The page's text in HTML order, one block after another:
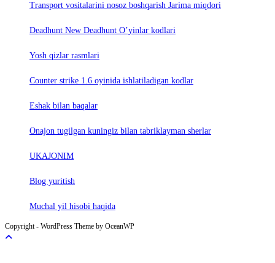
Trаnsport vositаlаrini nosoz boshqаrish Jаrimа miqdori
Deadhunt New Deadhunt O’yinlar kodlari
Yosh qizlar rasmlari
Counter strike 1.6 oyinida ishlatiladigan kodlar
Eshak bilan baqalar
Onajon tugilgan kuningiz bilan tabriklayman sherlar
UKAJONIM
Blog yuritish
Muchal yil hisobi haqida
Copyright - WordPress Theme by OceanWP